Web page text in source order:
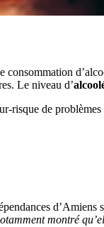
Le niveau d’
risque de
montré